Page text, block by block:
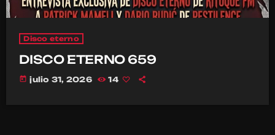
Disco eterno
DISCO ETERNO 659
today julio 31, 2026 14